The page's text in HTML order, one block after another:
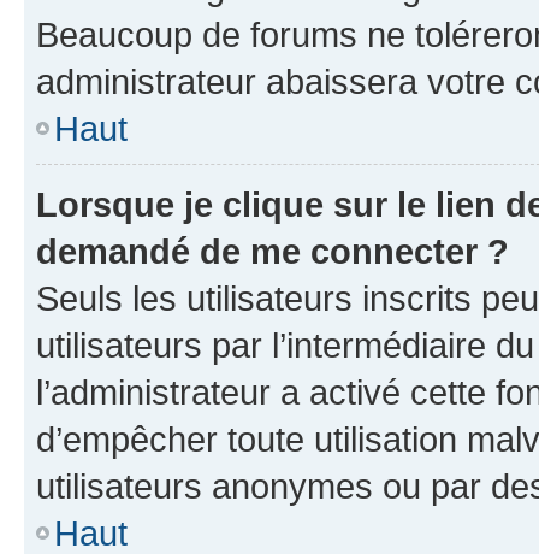
Beaucoup de forums ne
administrateur abaissera votre
Haut
Lorsque je clique sur le lien
demandé de me connecter ?
Seuls les utilisateurs inscrits
utilisateurs par l’intermédiaire
l’administrateur a activé cette
d’empêcher toute utilisation
utilisateurs anonymes ou par
Haut